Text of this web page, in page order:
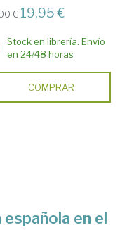
€ 19,95 €
Stock en librería. Envío
en 24/48 horas
COMPRAR
en el